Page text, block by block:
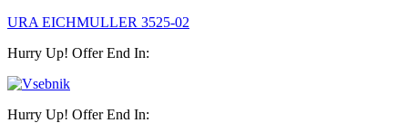
URA EICHMULLER 3525-02
Hurry Up! Offer End In:
Hurry Up! Offer End In: